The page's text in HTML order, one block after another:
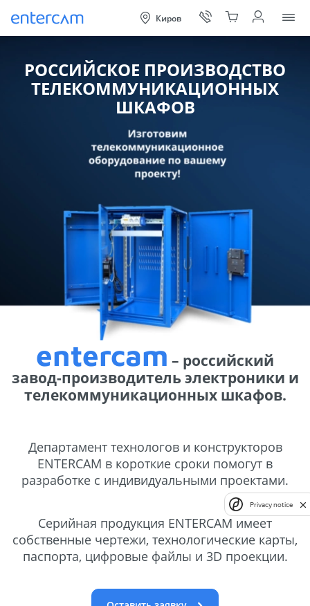
Киров
РОССИЙСКОЕ ПРОИЗВОДСТВО
ТЕЛЕКОММУНИКАЦИОННЫХ
ШКАФОВ
entercam – российский
завод-производитель электроники и
телекоммуникационных шкафов.
Департамент технологов и конструкторов
ENTERCAM в короткие сроки помогут в
разработке с индивидуальными проектами.
Серийная продукция ENTERCAM имеет
собственные чертежи, технологические карты,
паспорта, цифровые файлы и 3D проекции.
Privacy notice